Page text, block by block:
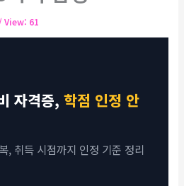
/ View: 61
자격증,학점 인정 안
, 취득 시점까지 인정 기준 정리